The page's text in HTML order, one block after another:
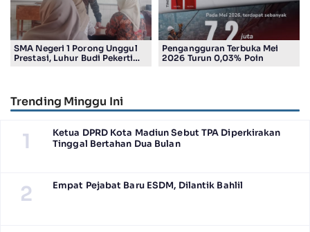
SMA Negeri 1 Porong Unggul
Prestasi, Luhur Budi Pekerti
Pengangguran Terbuka Mei
2026 Turun 0,03% Poin
Trending Minggu Ini
1
Ketua DPRD Kota Madiun Sebut TPA Diperkirakan
Tinggal Bertahan Dua Bulan
2 Empat Pejabat Baru ESDM, Dilantik Bahlil